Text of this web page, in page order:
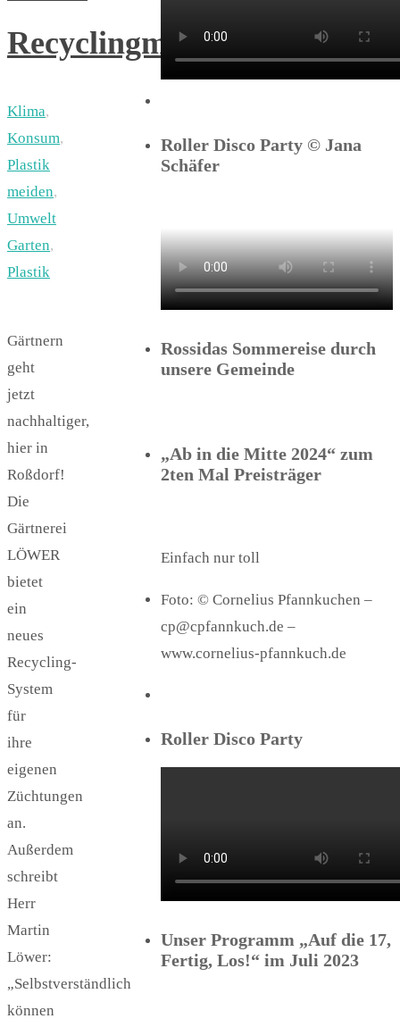
Recyclingmaterial
Klima,
Konsum,
Plastik
meiden,
Umwelt
Garten,
Plastik
Gärtnern
geht
jetzt
nachhaltiger,
hier in
Roßdorf!
Die
Gärtnerei
LÖWER
bietet
ein
neues
Recycling-
System
für
ihre
eigenen
Züchtungen
an.
Außerdem
schreibt
Herr
Martin
Löwer:
„Selbstverständlich
können
Roller Disco Party © Jana
Schäfer
Rossidas Sommereise durch
unsere Gemeinde
„Ab in die Mitte 2024“ zum
2ten Mal Preisträger
Einfach nur toll
Foto: © Cornelius Pfannkuchen –
cp@cpfannkuch.de –
www.cornelius-pfannkuch.de
Roller Disco Party
Unser Programm „Auf die 17,
Fertig, Los!“ im Juli 2023